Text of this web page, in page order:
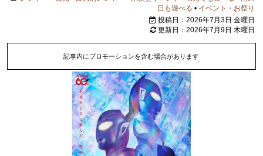
日も遊べる • イベント・お祭り
投稿日：2026年7月3日 金曜日
更新日：2026年7月9日 木曜日
記事内にプロモーションを含む場合があります